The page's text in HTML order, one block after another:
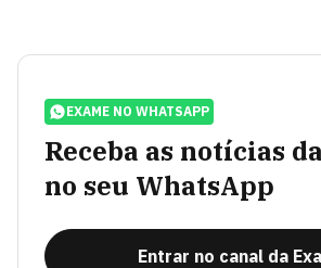
EXAME NO WHATSAPP
Receba as notícias
no seu WhatsApp
Entrar no canal da